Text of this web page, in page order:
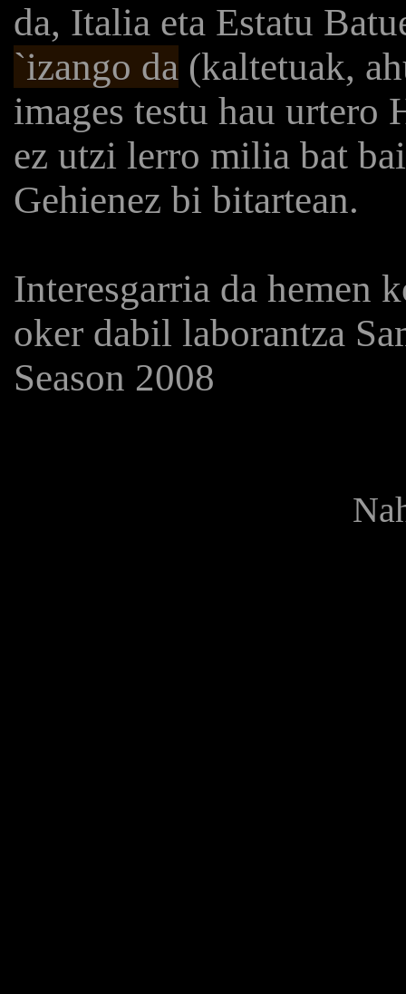
da, Italia eta Estatu
`izango da (kaltetuak,
images testu hau urtero
ez utzi lerro milia bat
Gehienez bi bitartean.
Interesgarria da hemen
oker dabil laborantza
Season 2008